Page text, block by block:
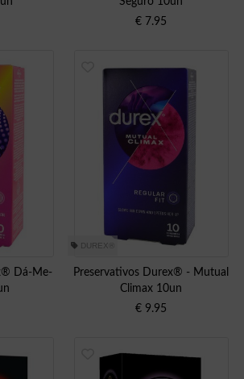
€ 7.95
Dá-Me-
DUREX®
Preservativos Durex® - Mutual
Climax 10un
€ 9.95